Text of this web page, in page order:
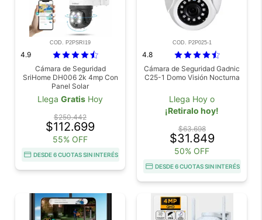
COD. P2PSRI19
4.9
Cámara de Seguridad
SriHome DH006 2k 4mp Con
Panel Solar
Llega Gratis Hoy
$250.442
$112.699
55% OFF
DESDE 6 CUOTAS SIN INTERÉS
COD. P2P025-1
4.8
Cámara de Seguridad Gadnic
C25-1 Domo Visión Nocturna
Llega Hoy o
¡Retiralo hoy!
$63.698
$31.849
50% OFF
DESDE 6 CUOTAS SIN INTERÉS